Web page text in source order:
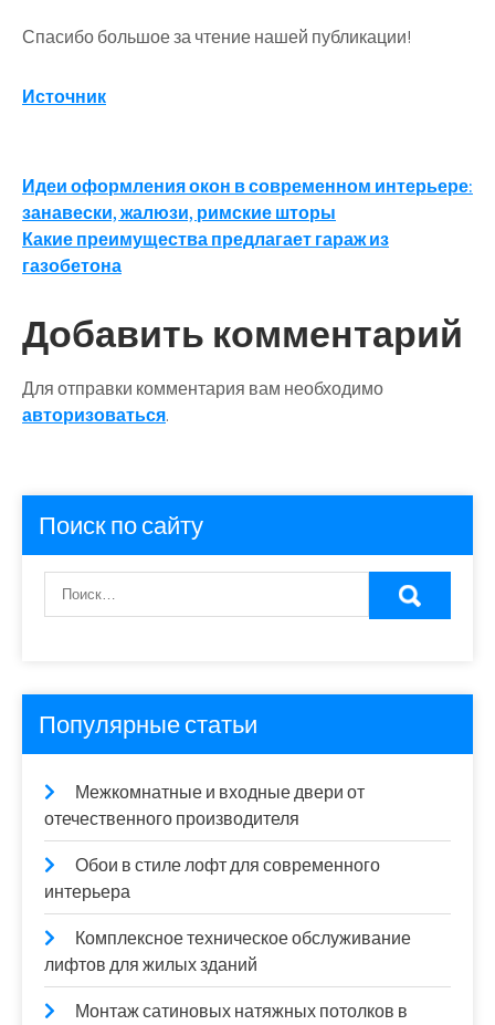
Спасибо большое за чтение нашей публикации!
Источник
Навигация
по
записям
Идеи оформления окон в современном интерьере:
занавески, жалюзи, римские шторы
Какие преимущества предлагает гараж из
газобетона
Добавить комментарий
Для отправки комментария вам необходимо
авторизоваться.
Поиск по сайту
Популярные статьи
Межкомнатные и входные двери от
отечественного производителя
Обои в стиле лофт для современного
интерьера
Комплексное техническое обслуживание
лифтов для жилых зданий
Монтаж сатиновых натяжных потолков в